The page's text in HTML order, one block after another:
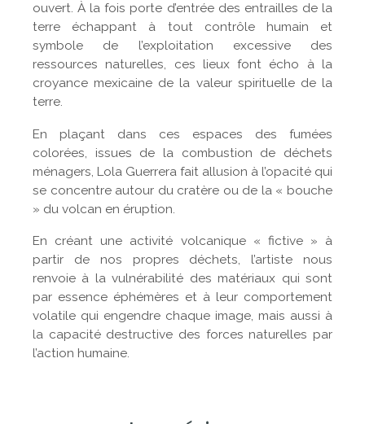
ouvert. À la fois porte d’entrée des entrailles de la
terre échappant à tout contrôle humain et
symbole de l’exploitation excessive des
ressources naturelles, ces lieux font écho à la
croyance mexicaine de la valeur spirituelle de la
terre.
En plaçant dans ces espaces des fumées
colorées, issues de la combustion de déchets
ménagers, Lola Guerrera fait allusion à l’opacité qui
se concentre autour du cratère ou de la « bouche
» du volcan en éruption.
En créant une activité volcanique « fictive » à
partir de nos propres déchets, l’artiste nous
renvoie à la vulnérabilité des matériaux qui sont
par essence éphémères et à leur comportement
volatile qui engendre chaque image, mais aussi à
la capacité destructive des forces naturelles par
l’action humaine.